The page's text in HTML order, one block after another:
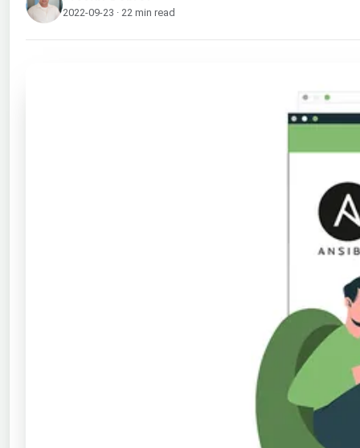
2022-09-23 · 22 min read